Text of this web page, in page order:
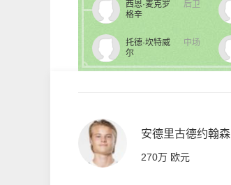
后卫
西恩·麦克罗
格辛
中场
托德·坎特威
尔
安德里古德约翰森
270万 欧元